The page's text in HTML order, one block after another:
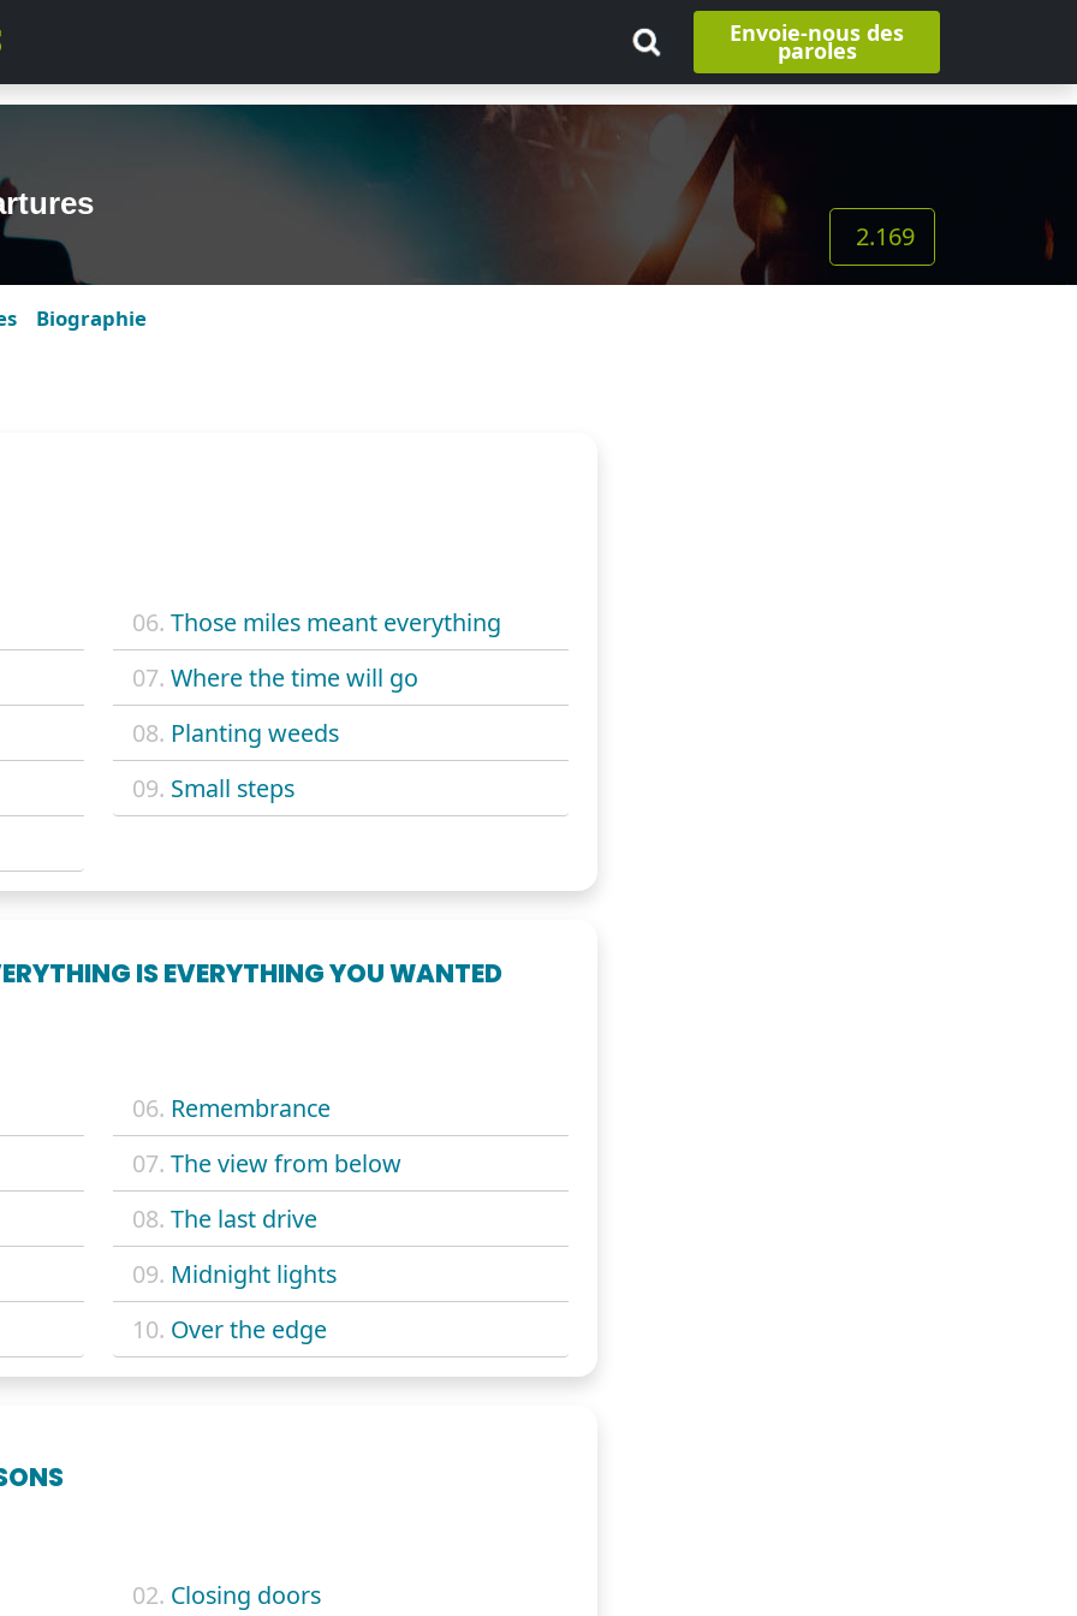
Envoie-nous des
paroles
2.169
Biographie
06. Those miles meant everything
07. Where the time will go
08. Planting weeds
09. Small steps
IS EVERYTHING YOU WANTED
06. Remembrance
07. The view from below
08. The last drive
09. Midnight lights
10. Over the edge
02. Closing doors